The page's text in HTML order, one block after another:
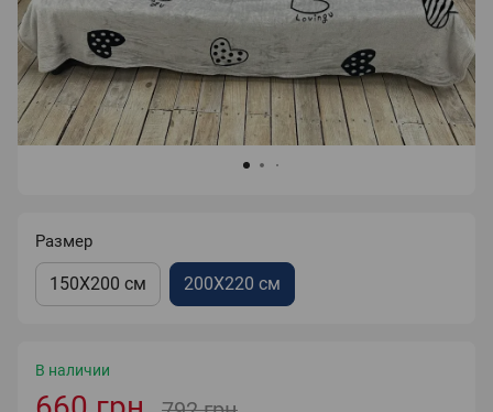
Размер
150X200 см 200X220 см
В наличии